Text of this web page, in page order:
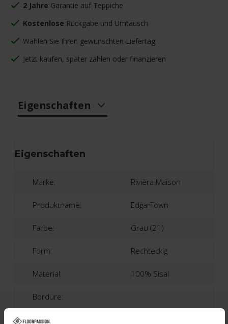
2 Jahre Garantie auf Teppiche
Kostenlose Rückgabe und Umtausch
Wählen Sie Ihren gewünschten Liefertag
Jetzt kaufen, später zahlen oder finanzieren
Eigenschaften
Eigenschaften
Marke: Rivièra Maison
Produktname: EdgarTown
Farbe: Grau (21)
Form: Rechteckig
Material: 100% Sisal
Bordüre:
Baumwolle | Ca. 10 Zentimeter (RM 23)